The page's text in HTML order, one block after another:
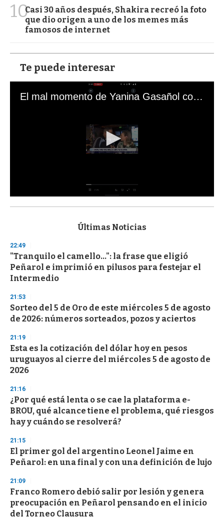
10Casi 30 años después, Shakira recreó la foto
que dio origen a uno de los memes más
famosos de internet
Te puede interesar
El mal momento de Yanina Gasañol con un hincha argentino en "Subrayado"
s
d
s
o
f
3
s
e
c
o
d
s
Últimas Noticias
22:49
"Tranquilo el camello...": la frase que eligió
Peñarol e imprimió en pilusos para festejar el
Intermedio
21:53
Sorteo del 5 de Oro de este miércoles 5 de agosto
de 2026: números sorteados, pozos y aciertos
21:19
Esta es la cotización del dólar hoy en pesos
uruguayos al cierre del miércoles 5 de agosto de
2026
21:16
¿Por qué está lenta o se cae la plataforma e-
BROU, qué alcance tiene el problema, qué riesgos
hay y cuándo se resolverá?
21:15
El primer gol del argentino Leonel Jaime en
Peñarol: en una final y con una definición de lujo
21:09
Franco Romero debió salir por lesión y genera
preocupación en Peñarol pensando en el inicio
del Torneo Clausura